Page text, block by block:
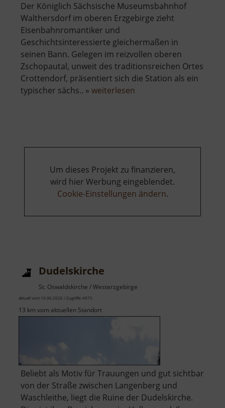
Der Königlich Sächsische Museumsbahnhof
Walthersdorf im oberen Erzgebirge zieht
Eisenbahnromantiker und
Geschichtsinteressierte gleichermaßen in
seinen Bann. Gelegen im reizvollen oberen
Zschopautal, unweit des traditionsreichen Ortes
Crottendorf, präsentiert sich die Station als ein
typischer sächs.. » weiterlesen
Um dieses Projekt zu finanzieren,
wird hier Werbung eingeblendet.
Cookie-Einstellungen ändern.
Dudelskirche
St. Oswaldskirche / Westerzgebirge
aktuell vom 10.06.2026 / Zugriffe: 4975
13 km vom aktuellen Standort
Beliebt als Motiv für Trauungen und gut sichtbar
von der Straße zwischen Langenberg und
Waschleithe, liegt die Ruine der Dudelskirche.